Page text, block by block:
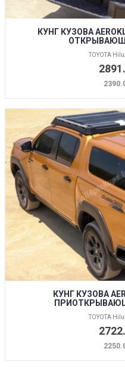
КУНГ КУЗОВА
TOYOTA
КУНГ КУЗОВА
TOYOTA